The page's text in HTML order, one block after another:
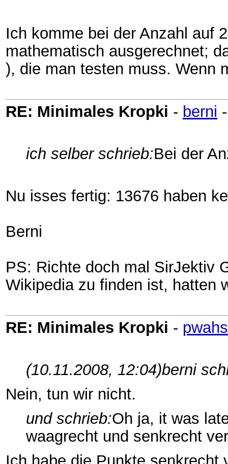
Ich komme bei der Anzahl auf
mathematisch ausgerechnet;
), die man testen muss. Wenn
RE: Minimales Kropki - berni
ich selber schrieb:Bei der
Nu isses fertig: 13676 haben
Berni
PS: Richte doch mal SirJektiv
Wikipedia zu finden ist, hatten
RE: Minimales Kropki - pwahs
(10.11.2008, 12:04)berni
Nein, tun wir nicht.
und schrieb:Oh ja, it was
waagrecht und senkrecht
Ich habe die Punkte senkrecht